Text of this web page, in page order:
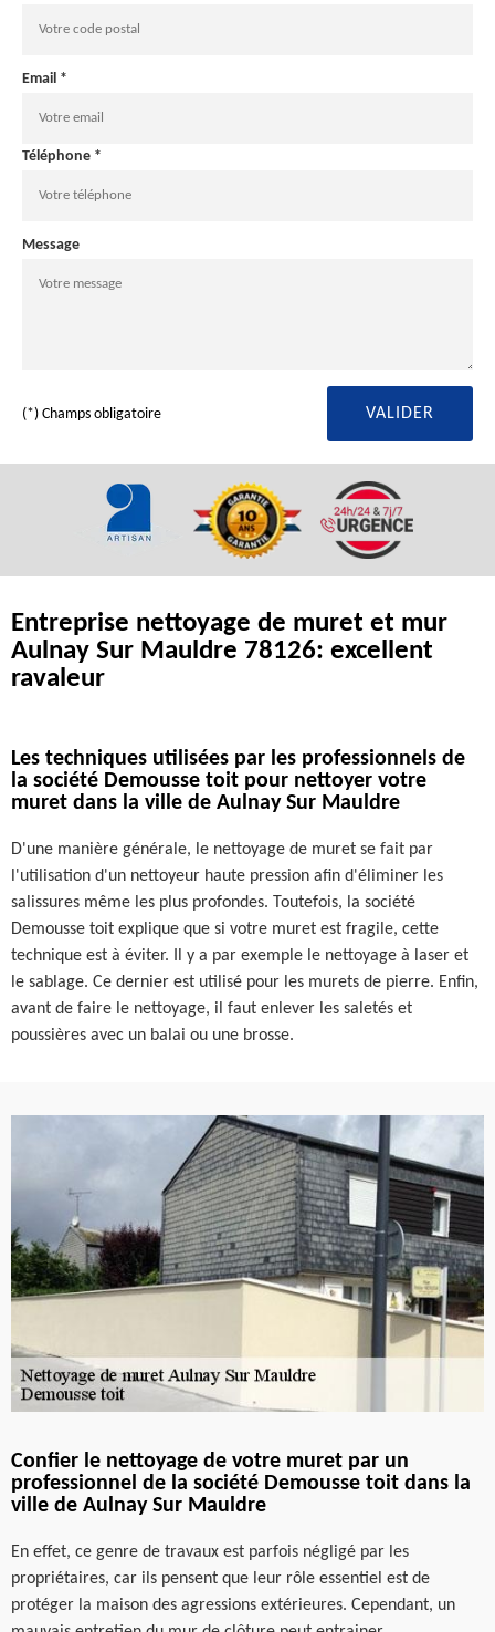
Email *
Téléphone *
Message
(*) Champs obligatoire
Entreprise nettoyage de muret et mur
Aulnay Sur Mauldre 78126: excellent
ravaleur
Les techniques utilisées par les professionnels de
la société Demousse toit pour nettoyer votre
muret dans la ville de Aulnay Sur Mauldre
D'une manière générale, le nettoyage de muret se fait par
l'utilisation d'un nettoyeur haute pression afin d'éliminer les
salissures même les plus profondes. Toutefois, la société
Demousse toit explique que si votre muret est fragile, cette
technique est à éviter. Il y a par exemple le nettoyage à laser et
le sablage. Ce dernier est utilisé pour les murets de pierre. Enfin,
avant de faire le nettoyage, il faut enlever les saletés et
poussières avec un balai ou une brosse.
Confier le nettoyage de votre muret par un
professionnel de la société Demousse toit dans la
ville de Aulnay Sur Mauldre
En effet, ce genre de travaux est parfois négligé par les
propriétaires, car ils pensent que leur rôle essentiel est de
protéger la maison des agressions extérieures. Cependant, un